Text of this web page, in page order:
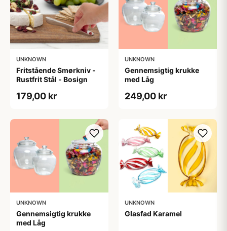
UNKNOWN
Fritstående Smørkniv -
Rustfrit Stål - Bosign
179,00 kr
UNKNOWN
Gennemsigtig krukke
med Låg
249,00 kr
UNKNOWN
Gennemsigtig krukke
med Låg
UNKNOWN
Glasfad Karamel